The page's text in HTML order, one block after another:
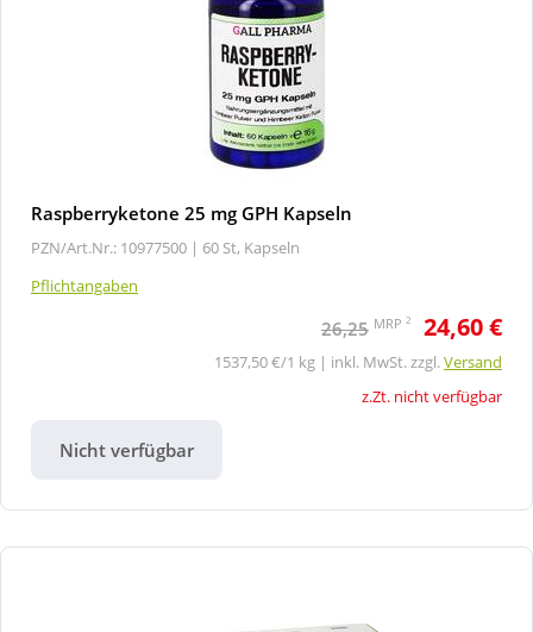
Raspberryketone 25 mg GPH Kapseln
PZN/Art.Nr.: 10977500 | 60 St, Kapseln
Pflichtangaben
26,25 MRP 2 24,60 €
1537,50 €/1 kg | inkl. MwSt. zzgl.Versand
z.Zt. nicht verfügbar
Nicht verfügbar